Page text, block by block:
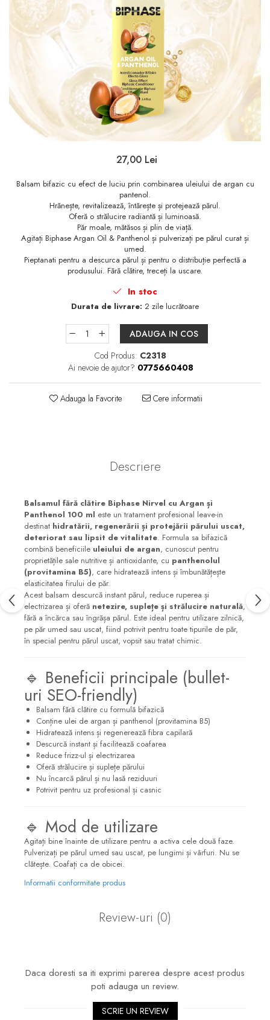
Sampon
Ser / Ulei
Vopsea de par
27,00 Lei
Balsam bifazic cu efect de luciu prin combinarea uleiului de argan cu
pantenol.
Hrănește, revitalizează, întărește și protejează părul.
Oferă o strălucire radiantă și luminoasă.
Păr moale, mătăsos și plin de viață.
Agitați Biphase Argan Oil & Panthenol și pulverizați pe părul curat și
umed.
Pieptanati pentru a descurca părul și pentru o distribuție perfectă a
produsului. Fără clătire, treceți la uscare.
In stoc
Durata de livrare: 2 zile lucrătoare
ADAUGA IN COS
Cod Produs: C2318
Ai nevoie de ajutor? 0775660408
Adauga la Favorite Cere informatii
Descriere
Balsamul fără clătire Biphase Nirvel cu Argan și
Panthenol 100 ml este un tratament profesional leave-in
destinat hidratării, regenerării și protejării părului uscat,
deteriorat sau lipsit de vitalitate. Formula sa bifazică
combină beneficiile uleiului de argan, cunoscut pentru
proprietățile sale nutritive și antioxidante, cu panthenolul
(provitamina B5), care hidratează intens și îmbunătățește
elasticitatea firului de păr.
Acest balsam descurcă instant părul, reduce ruperea și
electrizarea și oferă netezire, suplețe și strălucire naturală,
fără a încărca sau îngrășa părul. Este ideal pentru utilizare zilnică,
pe păr umed sau uscat, fiind potrivit pentru toate tipurile de păr,
în special pentru părul uscat, vopsit sau tratat chimic.
🔹 Beneficii principale (bullet-
uri SEO-friendly)
Balsam fără clătire cu formulă bifazică
Conține ulei de argan și panthenol (provitamina B5)
Hidratează intens și regenerează fibra capilară
Descurcă instant și facilitează coafarea
Reduce frizz-ul și electrizarea
Oferă strălucire și suplețe părului
Nu încarcă părul și nu lasă reziduuri
Potrivit pentru uz profesional și casnic
🔹 Mod de utilizare
Agitați bine înainte de utilizare pentru a activa cele două faze.
Pulverizați pe părul umed sau uscat, pe lungimi și vârfuri. Nu se
clătește. Coafați ca de obicei.
Informatii conformitate produs
Review-uri (0)
Daca doresti sa iti exprimi parerea despre acest produs
poti adauga un review.
SCRIE UN REVIEW